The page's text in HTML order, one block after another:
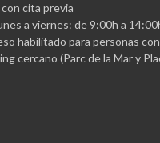
cita previa
a viernes: de 9:00h a
habilitado para personas
cercano (Parc de la Mar y